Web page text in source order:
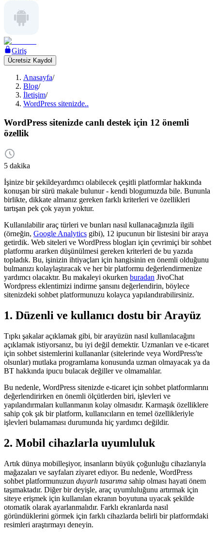
Giriş
Ücretsiz Kaydol
Anasayfa/
Blog/
İletişim/
WordPress sitenizde..
WordPress sitenizde canlı destek için 12 önemli
özellik
5 dakika
İşinize bir şekildeyardımcı olabilecek çeşitli platformlar hakkında
konuşan bir sürü makale bulunur - kendi blogumuzda bile. Bununla
birlikte, dikkate almanız gereken farklı kriterleri ve özellikleri
tartışan pek çok yayın yoktur.
Kullanılabilir araç türleri ve bunları nasıl kullanacağınızla ilgili
(örneğin, Google Analytics gibi), 12 ipucunun bir listesini bir araya
getirdik. Web siteleri ve WordPress blogları için çevrimiçi bir sohbet
platformu ararken düşünülmesi gereken kriterleri de bu yazıda
topladık. Bu, işinizin ihtiyaçları için hangisinin en önemli olduğunu
bulmanızı kolaylaştıracak ve her bir platformu değerlendirmenize
yardımcı olacaktır. Bu makaleyi okurken buradan JivoChat
Wordpress eklentimizi indirme şansını değerlendirin, böylece
sitenizdeki sohbet platformunuzu kolayca yapılandırabilirsiniz.
1. Düzenli ve kullanıcı dostu bir Arayüz
Tıpkı şakalar açıklamak gibi, bir arayüzün nasıl kullanılacağını
açıklamak istiyorsanız, bu iyi değil demektir. Uzmanları ve e-ticaret
için sohbet sistemlerini kullananlar (sitelerinde veya WordPress'te
olsunlar) mutlaka programlama konusunda uzman olmayacak ya da
BT hakkında ipucu bulacak değiller ve olmamalılar.
Bu nedenle, WordPress sitenizde e-ticaret için sohbet platformlarını
değerlendirirken en önemli ölçütlerden biri, işlevleri ve
yapılandırmaları kullanmanın kolay olmasıdır. Karmaşık özelliklere
sahip çok şık bir platform, kullanıcıların en temel özellikleriyle
işlevleri bulamaması durumunda hiç yardımcı değildir.
2. Mobil cihazlarla uyumluluk
Artık dünya mobilleşiyor, insanların büyük çoğunluğu cihazlarıyla
mağazaları ve sayfaları ziyaret ediyor. Bu nedenle, WordPress
sohbet platformunuzun duyarlı tasarıma sahip olması hayati önem
taşımaktadır. Diğer bir deyişle, araç uyumluluğunu artırmak için
siteye erişmek için kullanılan ekranın boyutuna uyacak şekilde
otomatik olarak ayarlanmalıdır. Farklı ekranlarda nasıl
göründüklerini görmek için farklı cihazlarda belirli bir platformdaki
resimleri araştırmayı deneyin.